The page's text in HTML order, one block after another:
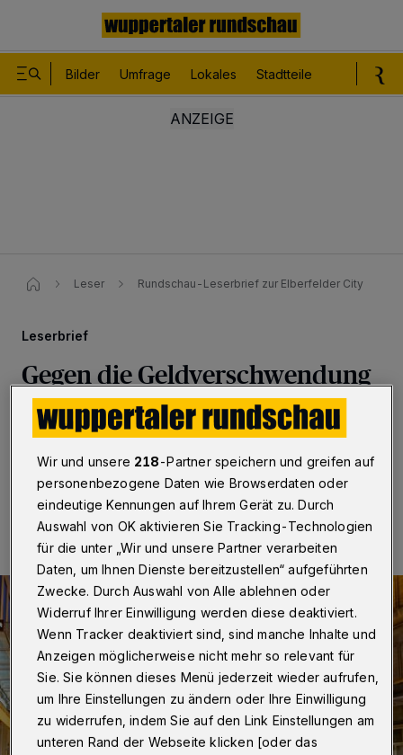
Bilder Umfrage Lokales Stadtteile
Leser Rundschau-Leserbrief zur Elberfelder City
Leserbrief
Gegen die Geldverschwendung
Betr.: Elberfelder City
15.02.2023 , 14:40 Uhr
Wir und unsere 218-Partner speichern und greifen auf
personenbezogene Daten wie Browserdaten oder
eindeutige Kennungen auf Ihrem Gerät zu. Durch
Auswahl von OK aktivieren Sie Tracking-Technologien
für die unter „Wir und unsere Partner verarbeiten
Daten, um Ihnen Dienste bereitzustellen“ aufgeführten
Zwecke. Durch Auswahl von Alle ablehnen oder
Widerruf Ihrer Einwilligung werden diese deaktiviert.
Wenn Tracker deaktiviert sind, sind manche Inhalte und
Anzeigen möglicherweise nicht mehr so relevant für
Sie. Sie können dieses Menü jederzeit wieder aufrufen,
um Ihre Einstellungen zu ändern oder Ihre Einwilligung
zu widerrufen, indem Sie auf den Link Einstellungen am
unteren Rand der Webseite klicken [oder das